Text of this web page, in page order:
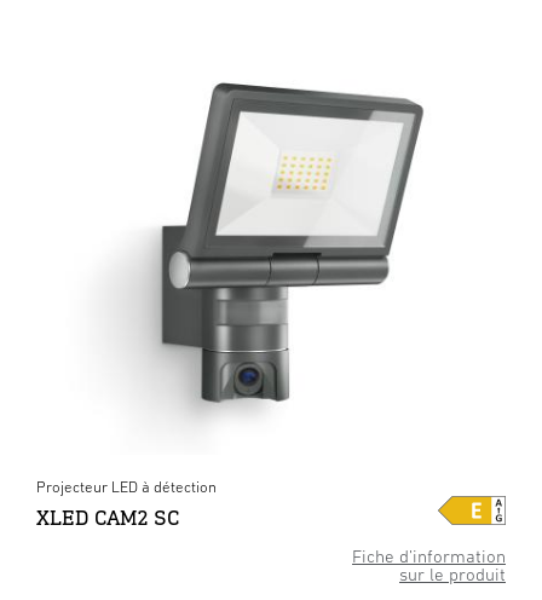
Fiche d’information
sur le produit
Projecteur LED à détection
XLED CAM2 SC